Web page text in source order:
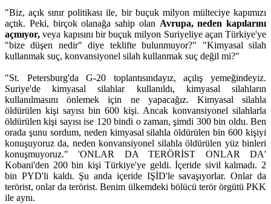
"Biz, açık sınır politikası ile, bir buçuk milyon mülteciye kapımızı
açtık. Peki, birçok olanağa sahip olan Avrupa, neden kapılarını
açmıyor, veya kapısını bir buçuk milyon Suriyeliye açan Türkiye'ye
"bize düşen nedir" diye teklifte bulunmuyor?" "Kimyasal silah
kullanmak suç, konvansiyonel silah kullanmak suç değil mi?"
"St. Petersburg'da G-20 toplantısındayız, açılış yemeğindeyiz.
Suriye'de kimyasal silahlar kullanıldı, kimyasal silahların
kullanılmasını önlemek için ne yapacağız. Kimyasal silahla
öldürülen kişi sayısı bin 600 kişi. Ancak konvansiyonel silahlarla
öldürülen kişi sayısı ise 120 bindi o zaman, şimdi 300 bin oldu. Ben
orada şunu sordum, neden kimyasal silahla öldürülen bin 600 kişiyi
konuşuyoruz da, neden konvansiyonel silahla öldürülen yüz binleri
konuşmuyoruz." 'ONLAR DA TERÖRİST ONLAR DA'
Kobani'den 200 bin kişi Türkiye'ye geldi. İçeride sivil kalmadı. 2
bin PYD'li kaldı. Şu anda içeride IŞİD'le savaşıyorlar. Onlar da
terörist, onlar da terörist. Benim ülkemdeki bölücü terör örgütü PKK
ile aynı.